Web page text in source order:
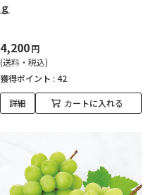
ｇ
4,200円
(送料・税込)
獲得ポイント : 42
詳細 カートに入れる